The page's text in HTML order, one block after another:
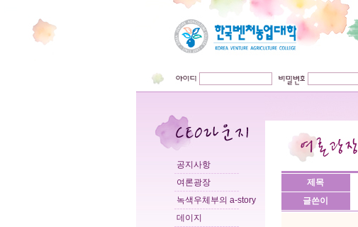
공지사항
여론광장
녹색우체부의 a-story
데이지
제목
글쓴이